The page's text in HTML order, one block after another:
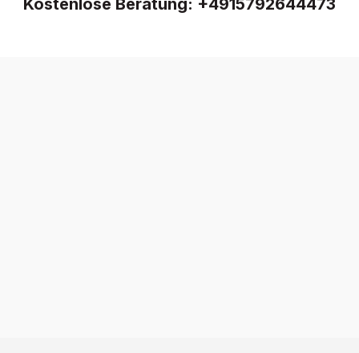
Kostenlose Beratung: +4915792644473